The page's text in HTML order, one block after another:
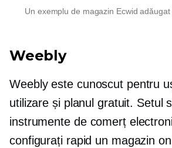
Un exemplu de magazin Ecwid
Weebly
Weebly este cunoscut pentru
utilizare și planul gratuit. Setul
instrumente de comerț
configurați rapid un magazin